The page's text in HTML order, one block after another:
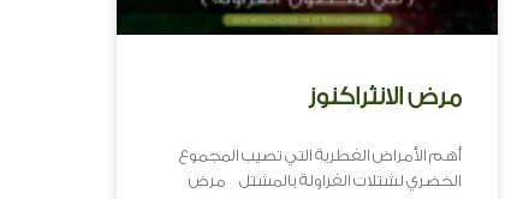
مرض الانثراكنوز
أهم الأمراض الفطرية التي تصيب المجموع
الخضري لشتلات الفراولة بالمشتل مرض